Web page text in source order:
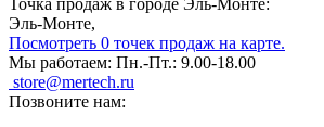
Точка продаж в городе Эль-Монте:
Эль-Монте,
Посмотреть 0 точек продаж на карте.
Мы работаем: Пн.-Пт.: 9.00-18.00
store@mertech.ru
Позвоните нам: